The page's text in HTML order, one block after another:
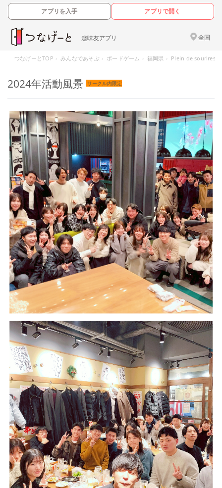
アプリを入手 アプリで開く
趣味友アプリ 全国
つなげーとTOP みんなであそぶ ボードゲーム 福岡県 Plein de sourires-
2024年活動風景 サークル内限定